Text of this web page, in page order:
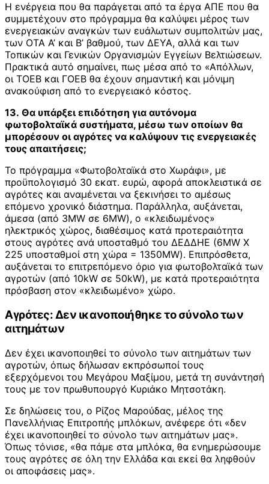
Η ενέργεια που θα παράγεται από τα έργα ΑΠΕ που θα
συμμετέχουν στο πρόγραμμα θα καλύψει μέρος των
ενεργειακών αναγκών των ευάλωτων συμπολιτών μας,
των ΟΤΑ Α’ και Β’ βαθμού, των ΔΕΥΑ, αλλά και των
Τοπικών και Γενικών Οργανισμών Εγγείων Βελτιώσεων.
Πρακτικά αυτό σημαίνει, πως μέσα από το «Απόλλων,
οι ΤΟΕΒ και ΓΟΕΒ θα έχουν σημαντική και μόνιμη
ανακούφιση από το ενεργειακό κόστος.
13. Θα υπάρξει επιδότηση για αυτόνομα
φωτοβολταϊκά συστήματα, μέσω των οποίων θα
μπορέσουν οι αγρότες να καλύψουν τις ενεργειακές
τους απαιτήσεις;
Το πρόγραμμα «Φωτοβολταϊκά στο Χωράφι», με
προϋπολογισμό 30 εκατ. ευρώ, αφορά αποκλειστικά σε
αγρότες και αναμένεται να ξεκινήσει το αμέσως
επόμενο χρονικό διάστημα. Παράλληλα, αυξάνεται,
άμεσα (από 3MW σε 6MW), ο «κλειδωμένος»
ηλεκτρικός χώρος, διαθέσιμος κατά προτεραιότητα
στους αγρότες ανά υποσταθμό του ΔΕΔΔΗΕ (6MW Χ
225 υποσταθμοί στη χώρα = 1350MW). Επιπρόσθετα,
αυξάνεται το επιτρεπόμενο όριο για φωτοβολταϊκά των
αγροτών (από 10kW σε 50kW), με κατά προτεραιότητα
πρόσβαση στον «κλειδωμένο» χώρο.
Αγρότες: Δεν ικανοποιήθηκε το σύνολο των
αιτημάτων
Δεν έχει ικανοποιηθεί το σύνολο των αιτημάτων των
αγροτών, όπως δήλωσαν εκπρόσωποί τους
εξερχόμενοι του Μεγάρου Μαξίμου, μετά τη συνάντησή
τους με τον πρωθυπουργό Κυριάκο Μητσοτάκη.
Σε δηλώσεις του, ο Ρίζος Μαρούδας, μέλος της
Πανελλήνιας Επιτροπής μπλόκων, ανέφερε ότι «δεν
έχει ικανοποιηθεί το σύνολο των αιτημάτων μας».
Όπως τόνισε, «θα πάμε στα μπλόκα, θα ενημερώσουμε
τους αγρότες σε όλη την Ελλάδα και εκεί θα ληφθούν
οι αποφάσεις μας».